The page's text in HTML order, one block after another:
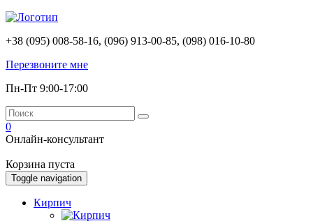
+38 (095) 008-58-16, (096) 913-00-85, (098) 016-10-80
Перезвоните мне
Пн-Пт 9:00-17:00
0
Онлайн-консультант
Корзина пуста
Toggle navigation
Кирпич